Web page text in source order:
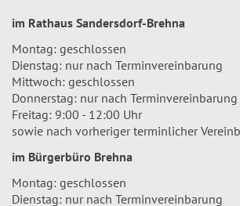
im Rathaus Sandersdorf-Brehna
Montag: geschlossen
Dienstag: nur nach Terminvereinbarung
Mittwoch: geschlossen
Donnerstag: nur nach Terminvereinbarung
Freitag: 9:00 - 12:00 Uhr
sowie nach vorheriger terminlicher
im Bürgerbüro Brehna
Montag: geschlossen
Dienstag: nur nach Terminvereinbarung